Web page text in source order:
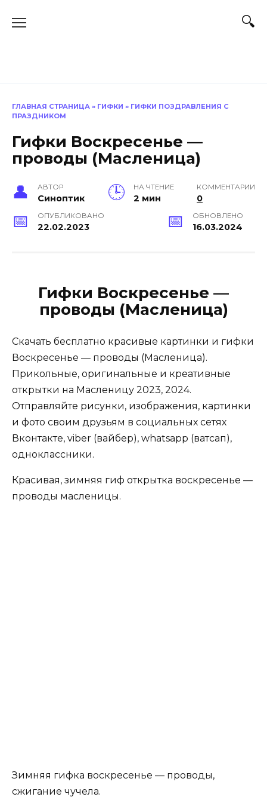
ГЛАВНАЯ СТРАНИЦА » ГИФКИ » ГИФКИ ПОЗДРАВЛЕНИЯ С
ПРАЗДНИКОМ
Гифки Воскресенье —
проводы (Масленица)
АВТОР
Синоптик
НА ЧТЕНИЕ
2 мин
КОММЕНТАРИИ
0
ОПУБЛИКОВАНО
22.02.2023
ОБНОВЛЕНО
16.03.2024
Гифки Воскресенье —
проводы (Масленица)
Скачать бесплатно красивые картинки и гифки
Воскресенье — проводы (Масленица).
Прикольные, оригинальные и креативные
открытки на Масленицу 2023, 2024.
Отправляйте рисунки, изображения, картинки
и фото своим друзьям в социальных сетях
Вконтакте, viber (вайбер), whatsapp (ватсап),
одноклассники.
Красивая, зимняя гиф открытка воскресенье —
проводы масленицы.
Зимняя гифка воскресенье — проводы,
сжигание чучела.